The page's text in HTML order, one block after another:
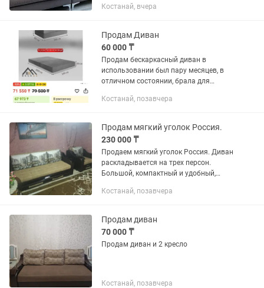
Костанай, вчера
Продам Диван
60 000 ₸
Продам бескаркасный диван в
использовании был пару месяцев, в
отличном состоянии, брала для
Диван серого цвета в комплекте с
Костанай, позавчера
Продам мягкий уголок Россия.
230 000 ₸
Продаем мягкий уголок Россия. Диван
раскладывается на трех персон.
Большой, компактный и удобный,
Размер дивана: длина 2.35см, ширина
Костанай, позавчера
Продам диван
70 000 ₸
Продам диван и 2 кресло
Костанай, позавчера